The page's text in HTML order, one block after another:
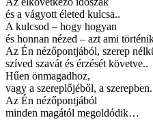
és a vágyott életed kulcsa..
A kulcsod – hogy hogyan
és honnan nézed – azt ami
Az Én nézőpontjából, szerep
szíved szavát és érzését követve..
Hűen önmagadhoz,
vagy a szereplőjéből, a
Az Én nézőpontjából
minden magától megoldódik…